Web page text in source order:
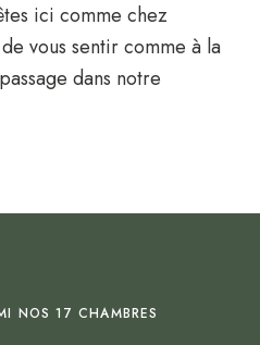
ici comme chez
vous sentir comme à la
dans notre
NOS 17 CHAMBRES